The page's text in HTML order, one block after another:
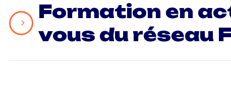
Formation en
vous du réseau